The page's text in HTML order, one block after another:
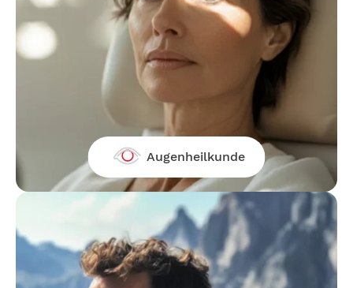
Augenheilkunde